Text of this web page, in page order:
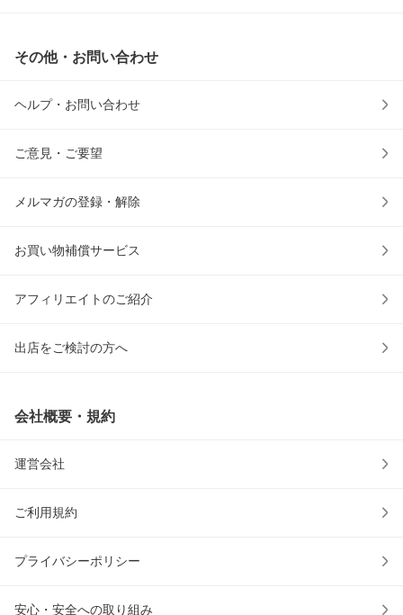
その他・お問い合わせ
ヘルプ・お問い合わせ
ご意見・ご要望
メルマガの登録・解除
お買い物補償サービス
アフィリエイトのご紹介
出店をご検討の方へ
会社概要・規約
運営会社
ご利用規約
プライバシーポリシー
安心・安全への取り組み